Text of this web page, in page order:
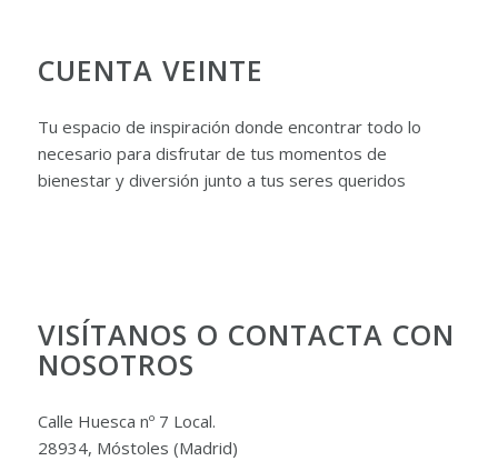
CUENTA VEINTE
Tu espacio de inspiración donde encontrar todo lo
necesario para disfrutar de tus momentos de
bienestar y diversión junto a tus seres queridos
VISÍTANOS O CONTACTA CON
NOSOTROS
Calle Huesca nº 7 Local.
28934, Móstoles (Madrid)